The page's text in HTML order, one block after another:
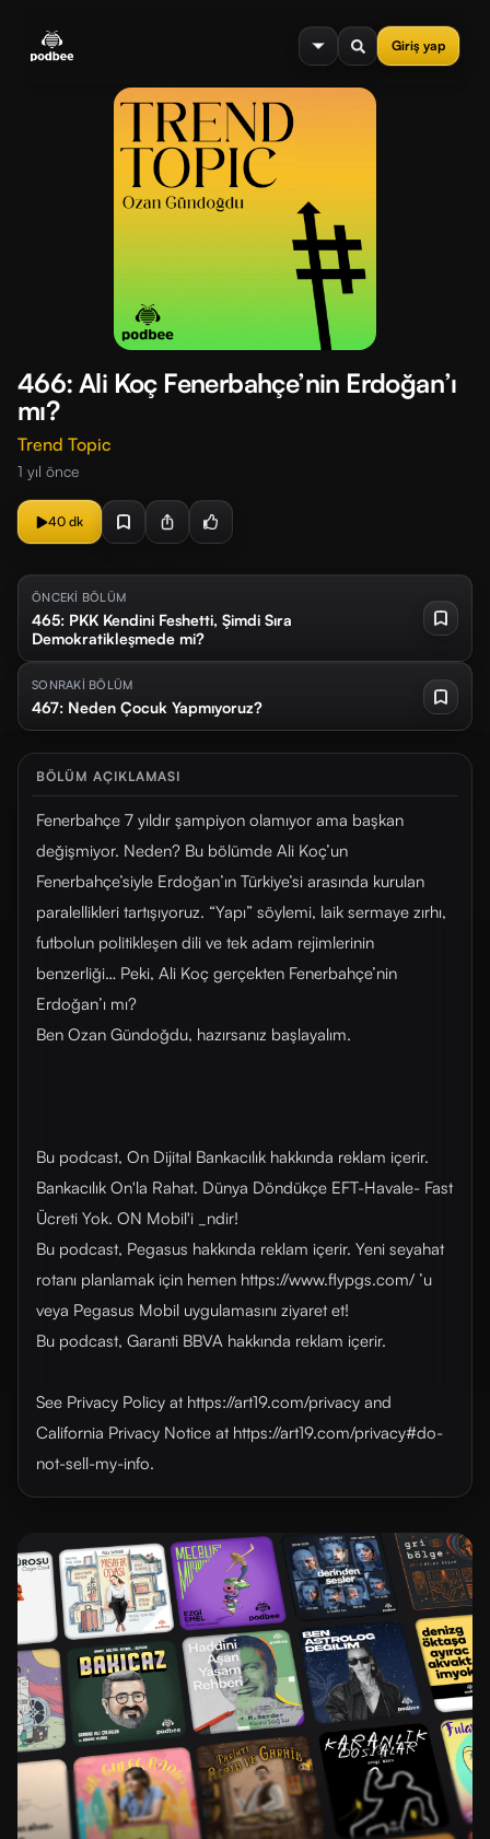
Giriş yap
menu
466: Ali Koç Fenerbahçe’nin Erdoğan’ı
mı?
Trend Topic
1 yıl önce
40 dk
ÖNCEKİ BÖLÜM
465: PKK Kendini Feshetti, Şimdi Sıra
Demokratikleşmede mi?
SONRAKİ BÖLÜM
467: Neden Çocuk Yapmıyoruz?
BÖLÜM AÇIKLAMASI
Fenerbahçe 7 yıldır şampiyon olamıyor ama başkan
değişmiyor. Neden? Bu bölümde Ali Koç’un
Fenerbahçe’siyle Erdoğan’ın Türkiye’si arasında kurulan
paralellikleri tartışıyoruz. “Yapı” söylemi, laik sermaye zırhı,
futbolun politikleşen dili ve tek adam rejimlerinin
benzerliği… Peki, Ali Koç gerçekten Fenerbahçe’nin
Erdoğan’ı mı?
Ben Ozan Gündoğdu, hazırsanız başlayalım.
Bu podcast, On Dijital Bankacılık hakkında reklam içerir.
Bankacılık On'la Rahat. Dünya Döndükçe EFT-Havale- Fast
Ücreti Yok. ON Mobil'i _ndir!
Bu podcast, Pegasus hakkında reklam içerir. Yeni seyahat
rotanı planlamak için hemen https://www.flypgs.com/ ’u
veya Pegasus Mobil uygulamasını ziyaret et!
Bu podcast, Garanti BBVA hakkında reklam içerir.
See Privacy Policy at https://art19.com/privacy and
California Privacy Notice at https://art19.com/privacy#do-
not-sell-my-info.